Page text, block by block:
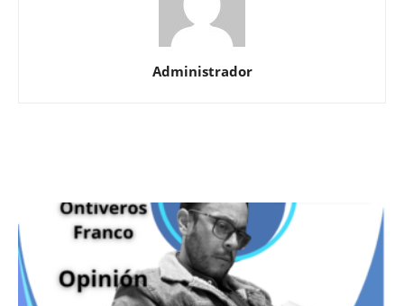
Administrador